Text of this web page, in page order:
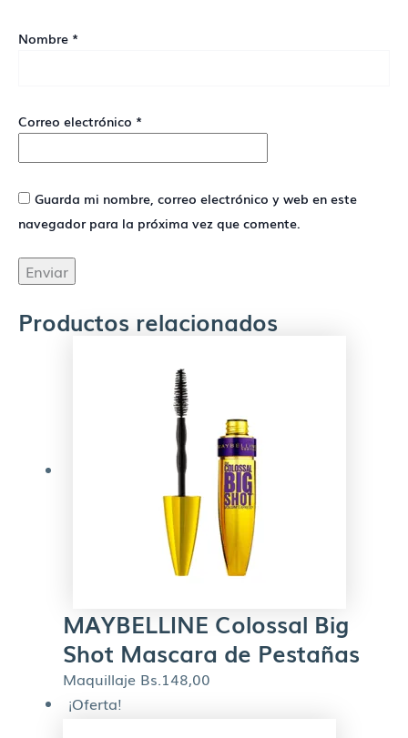
Nombre *
Correo electrónico *
Guarda mi nombre, correo electrónico y web en este
navegador para la próxima vez que comente.
Productos relacionados
MAYBELLINE Colossal Big
Shot Mascara de Pestañas
Maquillaje Bs.148,00
¡Oferta!